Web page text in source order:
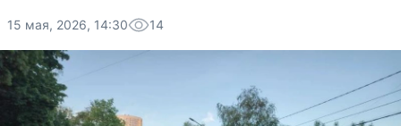
15 мая, 2026, 14:30 14